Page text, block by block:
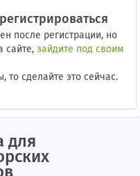
после регистрации, но
сайте, зайдите под своим
то сделайте это сейчас.
для